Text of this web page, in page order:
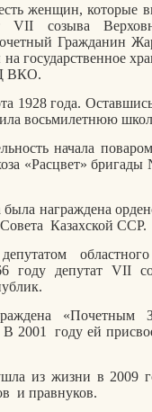
женщин, которые
созыва
Гражданин
государственное
ВКО.
1928 года.
восьмилетнюю
начала
«Расцвет»
награждена
Казахской ССР.
году депутат VII
«Почетным
2001 году ей
из жизни в 2009
и правнуков.